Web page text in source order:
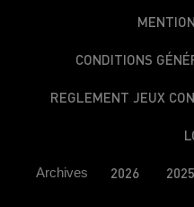
CONDITIONS
REGLEMENT JEUX
Archives 2026 2025